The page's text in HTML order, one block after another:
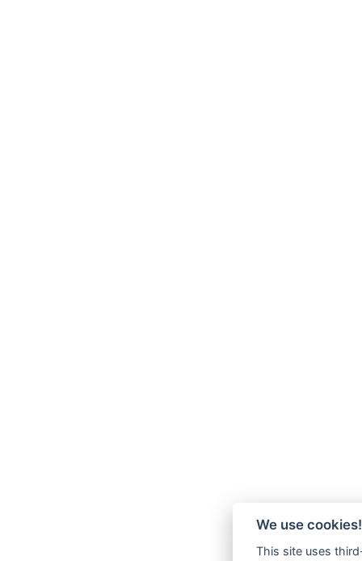
We use cookies!
This site uses